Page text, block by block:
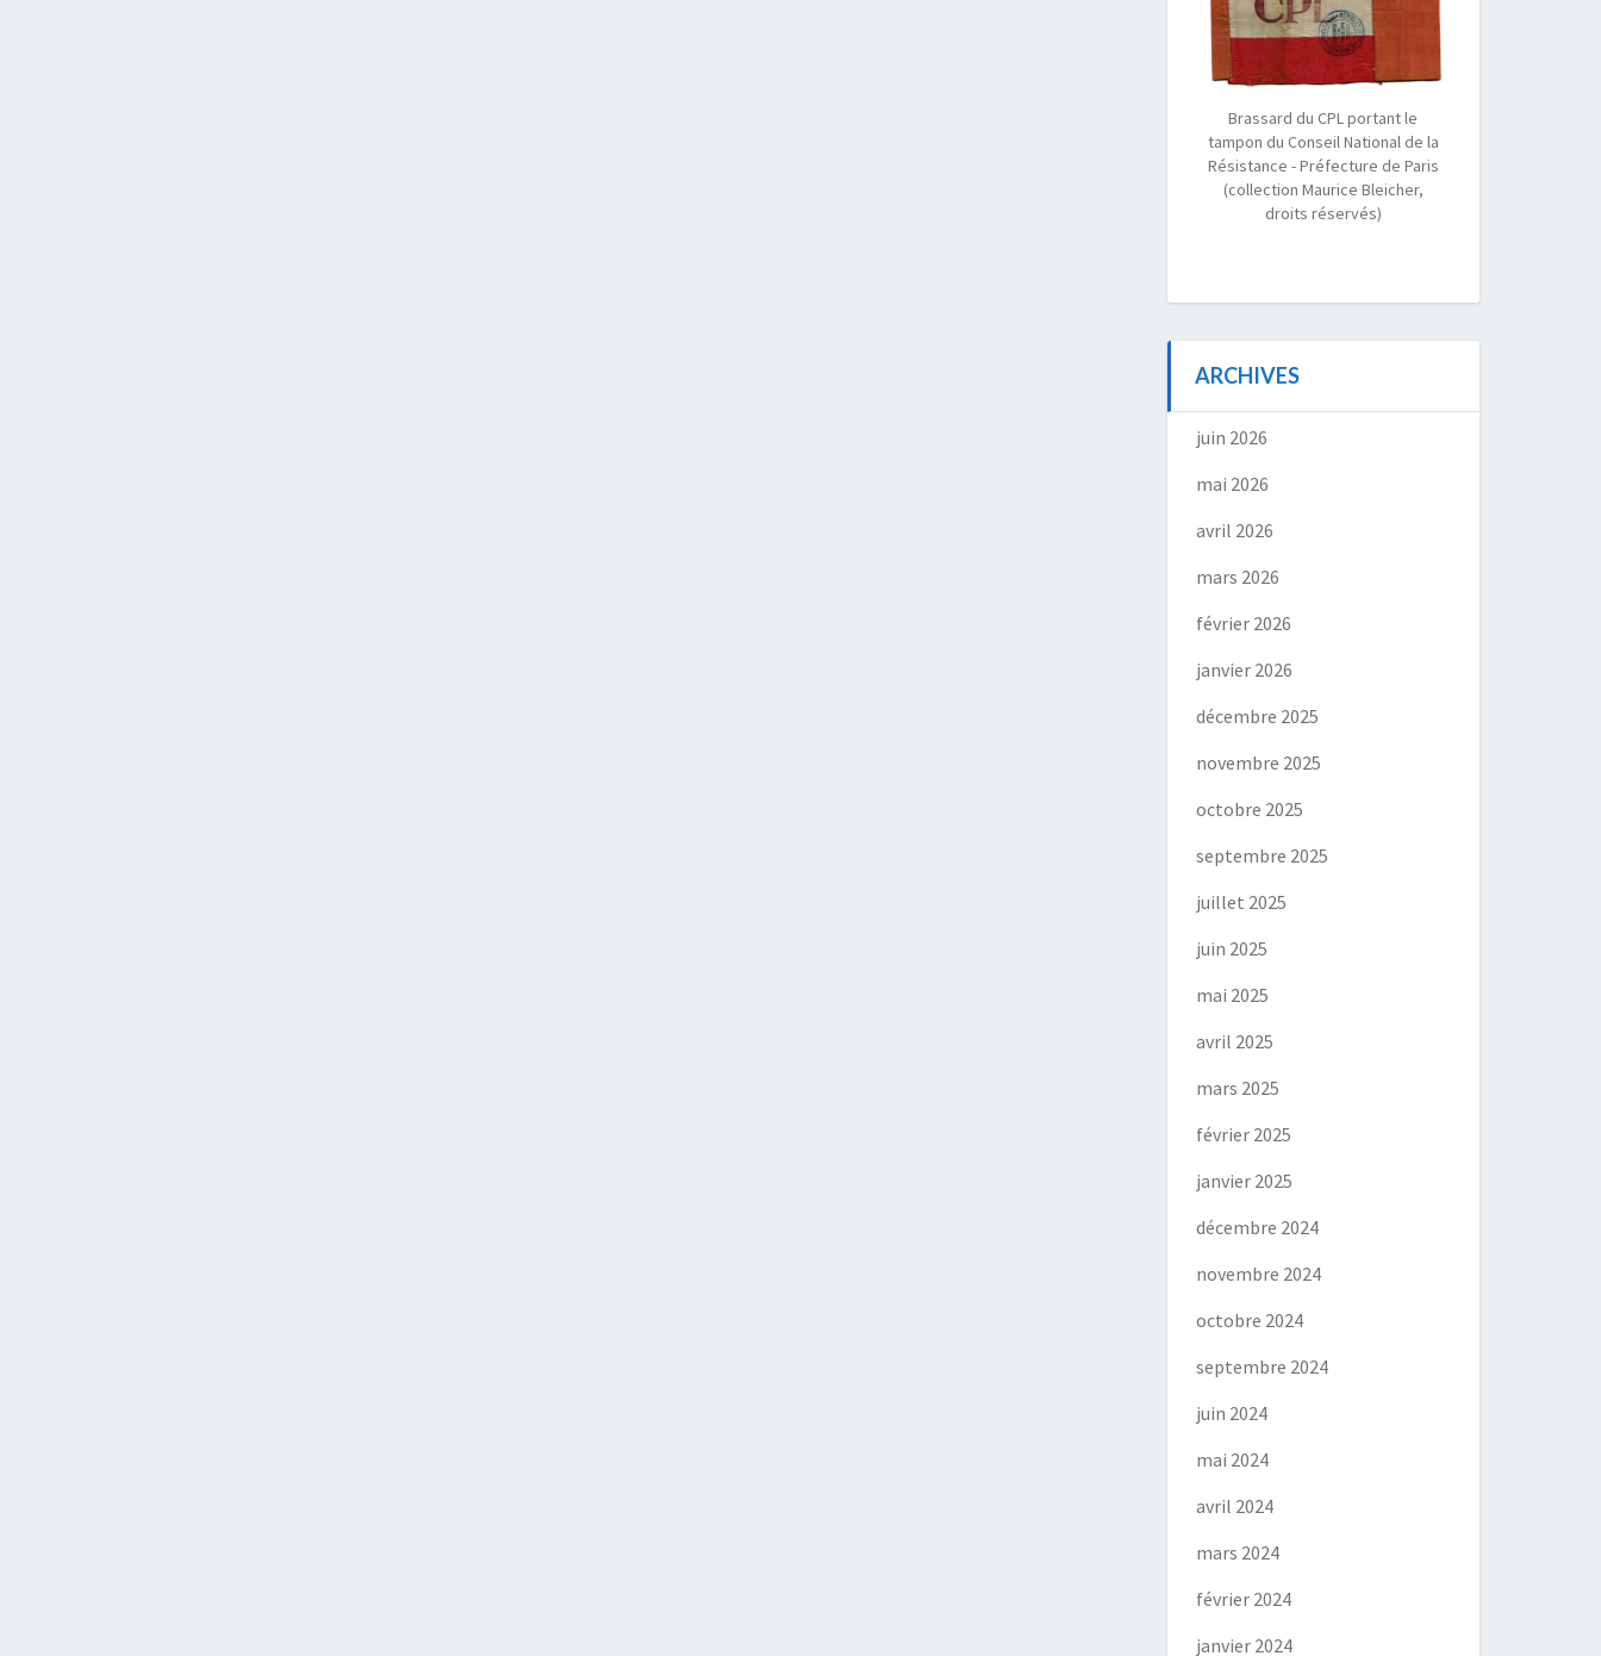
Brassard du CPL portant le
tampon du Conseil National de la
Résistance - Préfecture de Paris
(collection Maurice Bleicher,
droits réservés)
ARCHIVES
juin 2026
mai 2026
avril 2026
mars 2026
février 2026
janvier 2026
décembre 2025
novembre 2025
octobre 2025
septembre 2025
juillet 2025
juin 2025
mai 2025
avril 2025
mars 2025
février 2025
janvier 2025
décembre 2024
novembre 2024
octobre 2024
septembre 2024
juin 2024
mai 2024
avril 2024
mars 2024
février 2024
janvier 2024